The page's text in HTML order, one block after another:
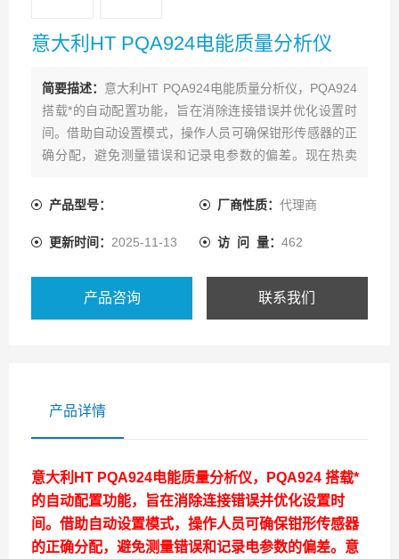
意大利HT PQA924电能质量分析仪
简要描述： 意大利HT PQA924电能质量分析仪，PQA924
搭载*的自动配置功能，旨在消除连接错误并优化设置时
间。借助自动设置模式，操作人员可确保钳形传感器的正
确分配，避免测量错误和记录电参数的偏差。现在热卖
产品型号：
厂商性质： 代理商
更新时间： 2025-11-13 访 问 量： 462
产品咨询 联系我们
产品详情
意大利HT PQA924电能质量分析仪，PQA924 搭载*
的自动配置功能，旨在消除连接错误并优化设置时
间。借助自动设置模式，操作人员可确保钳形传感器
的正确分配，避免测量错误和记录电参数的偏差。 意